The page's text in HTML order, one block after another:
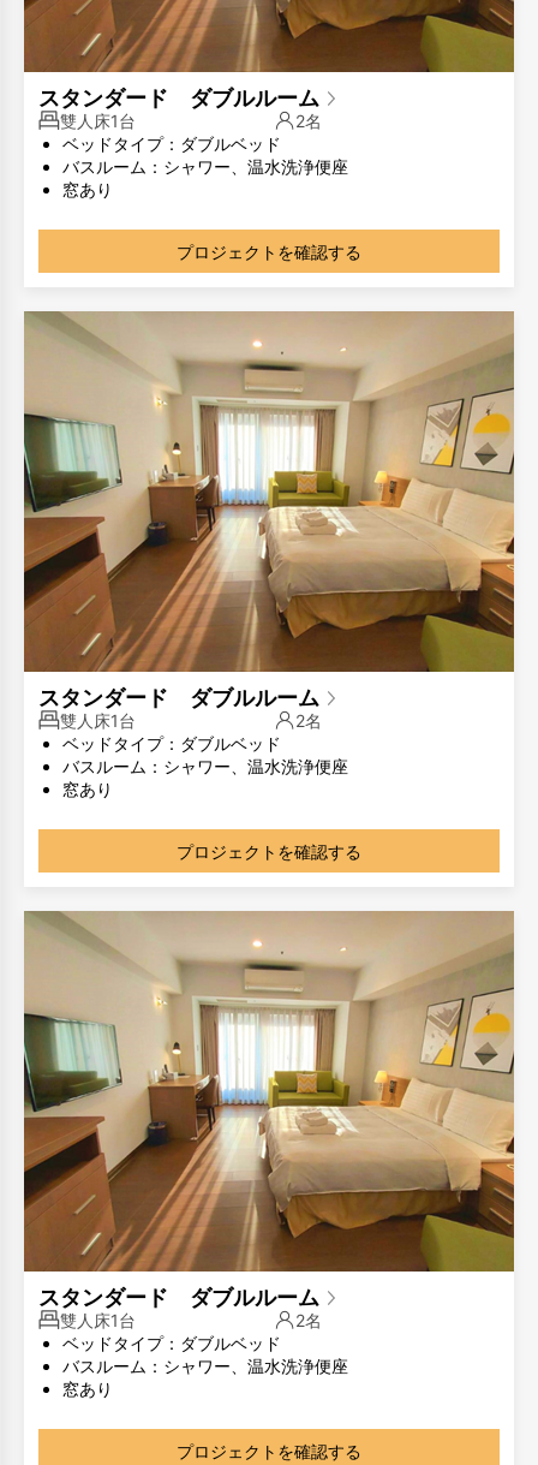
スタンダード ダブルルーム
雙人床1台
2名
ベッドタイプ：ダブルベッド
バスルーム：シャワー、温水洗浄便座
窓あり
があります。写真は参考用です。
プロジェクトを確認する
スタンダード ダブルルーム
雙人床1台
2名
ベッドタイプ：ダブルベッド
バスルーム：シャワー、温水洗浄便座
窓あり
があります。写真は参考用です。
プロジェクトを確認する
スタンダード ダブルルーム
雙人床1台
2名
ベッドタイプ：ダブルベッド
バスルーム：シャワー、温水洗浄便座
窓あり
があります。写真は参考用です。
プロジェクトを確認する